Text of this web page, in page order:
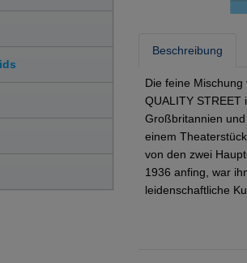
Beschreibung
Die feine Mischung
QUALITY
Großbritannien
einem
von den zwei
1936 anfing, war
leidenschaftliche